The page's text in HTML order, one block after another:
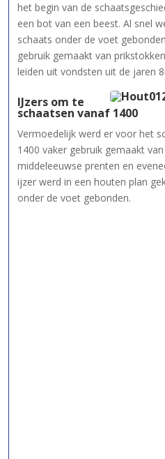
het begin van de
een bot van een beest. Al snel
schaats onder de voet
gebruik gemaakt van
leiden uit vondsten uit de jaren
IJzers om te
schaatsen vanaf 1400
Vermoedelijk werd er voor het
1400 vaker gebruik gemaakt
middeleeuwse prenten en
ijzer werd in een houten plan
onder de voet gebonden.